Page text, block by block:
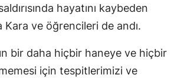
hayatını kaybeden
Kara ve öğrencileri de andı.
bir daha hiçbir haneye ve hiçbir
için tespitlerimizi ve